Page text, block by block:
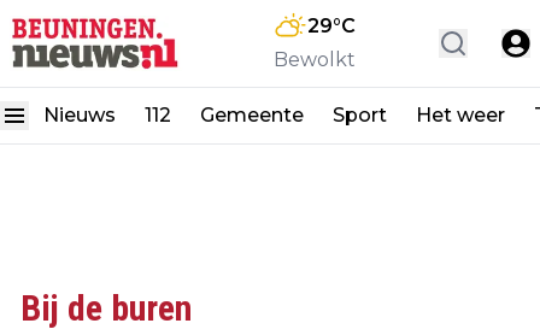
29°C
Bewolkt
Nieuws 112 Gemeente Sport Het weer
Bij de buren